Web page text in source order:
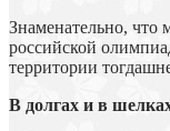
Знаменательно, что
российской
территории
В долгах и в